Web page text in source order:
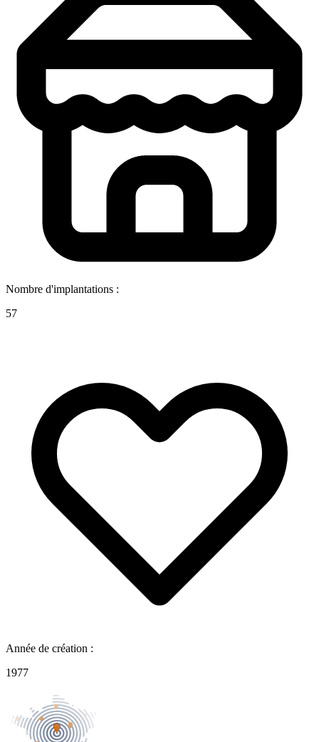
Nombre d'implantations :
57
Année de création :
1977